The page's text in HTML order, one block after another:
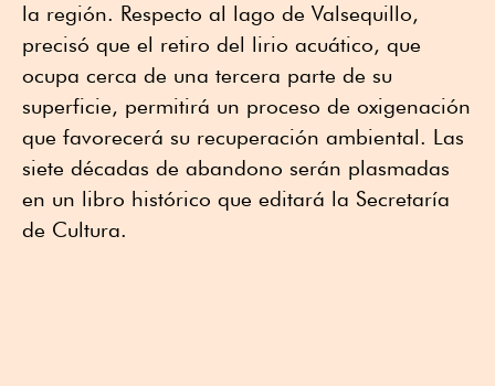
la región. Respecto al lago de Valsequillo,
precisó que el retiro del lirio acuático, que
ocupa cerca de una tercera parte de su
superficie, permitirá un proceso de oxigenación
que favorecerá su recuperación ambiental. Las
siete décadas de abandono serán plasmadas
en un libro histórico que editará la Secretaría
de Cultura.